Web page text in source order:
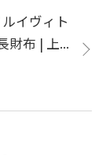
イヴィト
財布 | 上...